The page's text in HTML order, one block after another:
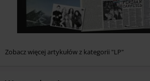
Zobacz więcej artykułów z kategorii "LP"